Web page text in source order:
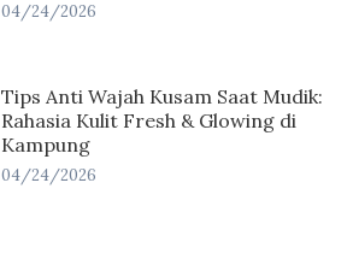
04/24/2026
Tips Anti Wajah Kusam Saat Mudik:
Rahasia Kulit Fresh & Glowing di
Kampung
04/24/2026